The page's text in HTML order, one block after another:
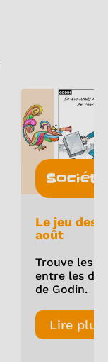
Société
Le jeu des
août
Trouve les 5
entre les
de Godin.
Lire plus